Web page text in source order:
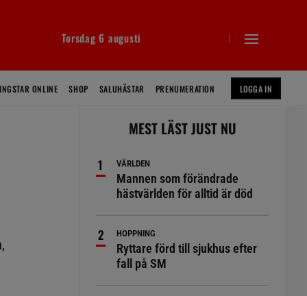
Torsdag 6 augusti
ONLINE SHOP SALUHÄSTAR PRENUMERATION LOGGA IN
MEST LÄST JUST NU
VÄRLDEN
Mannen som förändrade
hästvärlden för alltid är död
HOPPNING
Ryttare förd till sjukhus efter
fall på SM